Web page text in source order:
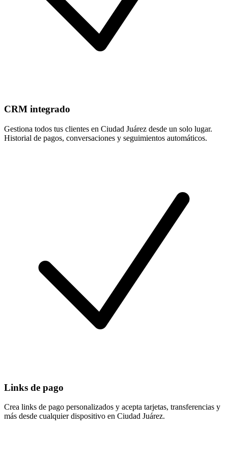
CRM integrado
Gestiona todos tus clientes en Ciudad Juárez desde un solo lugar.
Historial de pagos, conversaciones y seguimientos automáticos.
Links de pago
Crea links de pago personalizados y acepta tarjetas, transferencias y
más desde cualquier dispositivo en Ciudad Juárez.